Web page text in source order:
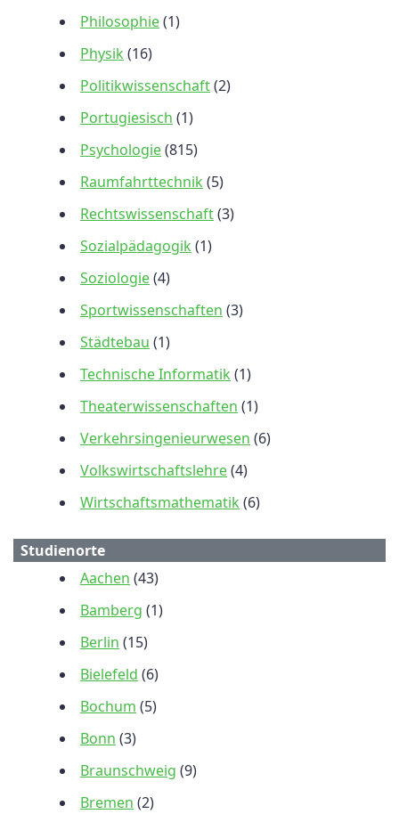
Philosophie(1)
Physik (16)
Politikwissenschaft(2)
Portugiesisch (1)
Psychologie(815)
Raumfahrttechnik (5)
Rechtswissenschaft(3)
Sozialpädagogik (1)
Soziologie(4)
Sportwissenschaften (3)
Städtebau (1)
Technische Informatik (1)
Theaterwissenschaften (1)
Verkehrsingenieurwesen (6)
Volkswirtschaftslehre(4)
Wirtschaftsmathematik (6)
Studienorte
Aachen (43)
Bamberg (1)
Berlin (15)
Bielefeld (6)
Bochum (5)
Bonn (3)
Braunschweig (9)
Bremen (2)